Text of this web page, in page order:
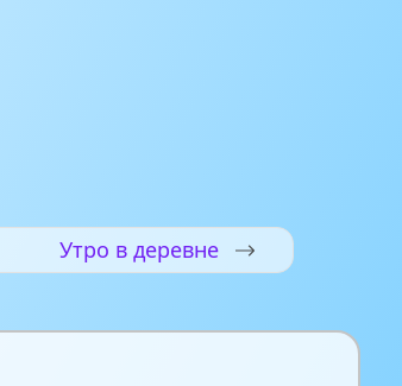
Утро в деревне